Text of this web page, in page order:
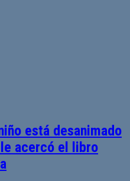
está desanimado
acercó el libro